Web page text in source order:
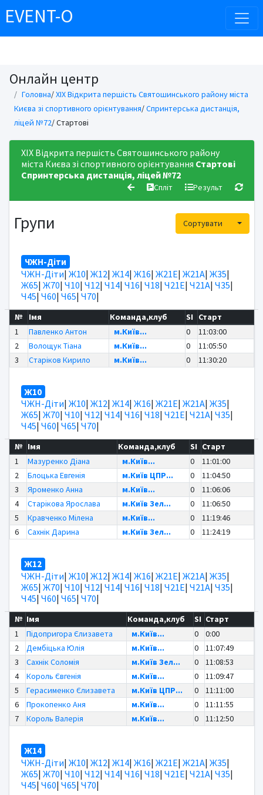
EVENT-O
Онлайн центр
Головна/ХІХ Відкрита першість Святошинського району міста
Києва зі спортивного орієнтування/Спринтерська дистанція,
ліцей №72/ Стартові
ХІХ Відкрита першість Святошинського району
міста Києва зі спортивного орієнтування Стартові
Спринтерська дистанція, ліцей №72
Спліт Результ
Групи Сортувати
ЧЖН-Діти
ЧЖН-Діти| Ж10| Ж12| Ж14| Ж16| Ж21Е| Ж21А| Ж35|
Ж65| Ж70| Ч10| Ч12| Ч14| Ч16| Ч18| Ч21Е| Ч21А| Ч35|
Ч45| Ч60| Ч65| Ч70|
№ Імя Команда,клуб SI
Старт
1
Павленко Антон м.Київ... 0
11:03:00
2
Волощук Тіана м.Київ... 0
11:05:50
3
Старіков Кирило м.Київ... 0 11:30:20
Ж10
ЧЖН-Діти| Ж10| Ж12| Ж14| Ж16| Ж21Е| Ж21А| Ж35|
Ж65| Ж70| Ч10| Ч12| Ч14| Ч16| Ч18| Ч21Е| Ч21А| Ч35|
Ч45| Ч60| Ч65| Ч70|
№ Імя Команда,клуб SI Старт
1
Мазуренко Діана м.Київ... 0
11:01:00
2
Блоцька Евгенія м.Київ ЦПР... 0
11:04:50
3
Яроменко Анна м.Київ... 0
11:06:06
4
Старікова Ярослава м.Київ Зел... 0
11:06:50
5
Кравченко Мілена м.Київ... 0
11:19:46
6
Сахнік Дарина м.Київ Зел... 0 11:24:19
Ж12
ЧЖН-Діти| Ж10| Ж12| Ж14| Ж16| Ж21Е| Ж21А| Ж35|
Ж65| Ж70| Ч10| Ч12| Ч14| Ч16| Ч18| Ч21Е| Ч21А| Ч35|
Ч45| Ч60| Ч65| Ч70|
№ Імя Команда,клуб SI Старт
1
Підопригора Єлизавета м.Київ... 0
0:00
2
Дембіцька Юлія м.Київ... 0
11:07:49
3
Сахнік Соломія м.Київ Зел... 0
11:08:53
4
Король Євгенія м.Київ... 0
11:09:47
5
Герасименко Єлизавета м.Київ ЦПР... 0
11:11:00
6
Прокопенко Аня м.Київ... 0
11:11:55
7
Король Валерія м.Київ... 0 11:12:50
Ж14
ЧЖН-Діти| Ж10| Ж12| Ж14| Ж16| Ж21Е| Ж21А| Ж35|
Ж65| Ж70| Ч10| Ч12| Ч14| Ч16| Ч18| Ч21Е| Ч21А| Ч35|
Ч45| Ч60| Ч65| Ч70|